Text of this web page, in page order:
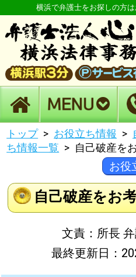
横浜で弁護士をお探しの方は
トップ お役立ち情報
ち情報一覧
自己破産を
お役
自己破産をお
文責：所長
最終更新日：